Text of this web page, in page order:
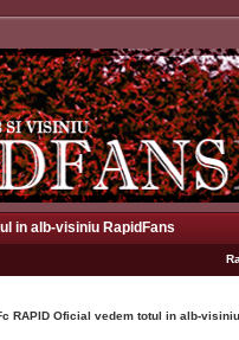
in alb-visiniu RapidFans
RAPID Oficial vedem totul in alb-